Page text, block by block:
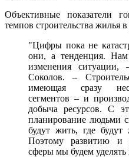
Объективные показатели
темпов строительства жилья
"Цифры пока не
они, а тенденция.
изменения ситуации,
Соколов. –
имеющая сразу
сегментов – и
добыча ресурсов. С
планирование людьми
будут жить, где
Поэтому развитию и
сферы мы будем